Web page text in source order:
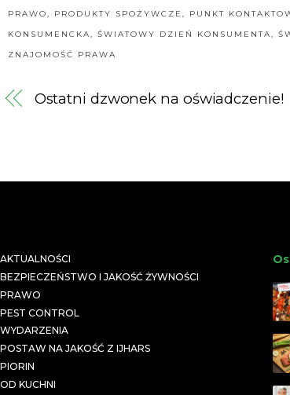
PRAWO, PRODUKTY SPOŻYWCZE , PUNKT
KONSUMENCKA, ŚWIATOWY DZIEŃ KONSUMENTA,
ZNAJOMOŚĆ PRAWA
Ostatni dzwonek na oświadczenie!
AKTUALNOŚCI
BEZPIECZEŃSTWO I JAKOŚĆ ŻYWNOŚCI
PRAWO
PEST CONTROL
WYDARZENIA
POSTAW NA JAKOŚĆ Z IJHARS
PIORIN
OD KUCHNI